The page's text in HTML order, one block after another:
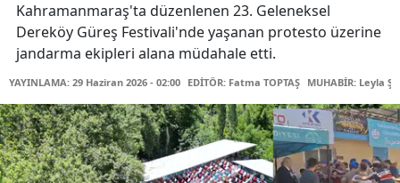
Kahramanmaraş'ta düzenlenen 23. Geleneksel
Dereköy Güreş Festivali'nde yaşanan protesto üzerine
jandarma ekipleri alana müdahale etti.
YAYINLAMA: 29 Haziran 2026 - 02:00 EDİTÖR: Fatma TOPTAŞ MUHABİR: Leyla